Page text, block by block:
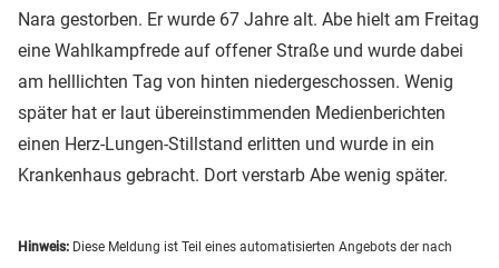
Nara gestorben. Er wurde 67 Jahre alt. Abe hielt am Freitag
eine Wahlkampfrede auf offener Straße und wurde dabei
am helllichten Tag von hinten niedergeschossen. Wenig
später hat er laut übereinstimmenden Medienberichten
einen Herz-Lungen-Stillstand erlitten und wurde in ein
Krankenhaus gebracht. Dort verstarb Abe wenig später.
Hinweis: Diese Meldung ist Teil eines automatisierten Angebots der nach